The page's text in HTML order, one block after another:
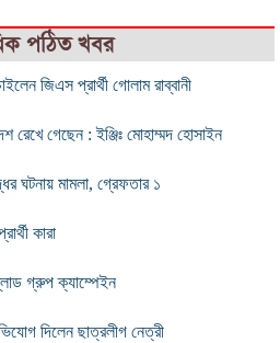
পঠিত খবর
জিএস প্রার্থী গোলাম রাব্বানী
রেখে গেছেন : ইঞ্জিঃ মোহাম্মদ হোসাইন
ঘটনায় মামলা, গ্রেফতার ১
কারা
গ্রুপ ক্যাম্পেইন
দিলেন ছাত্রলীগ নেত্রী